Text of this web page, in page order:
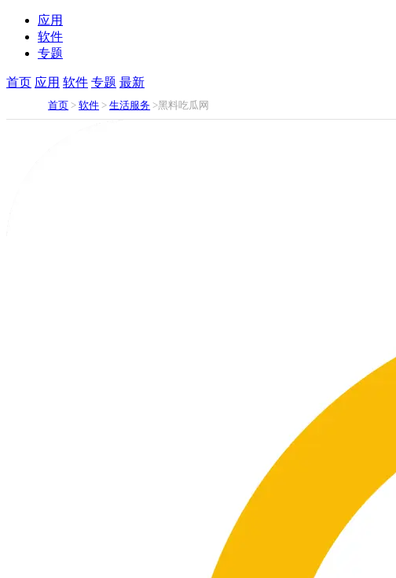
应用
软件
专题
首页 应用 软件 专题 最新
首页 >软件 >生活服务 >黑料吃瓜网